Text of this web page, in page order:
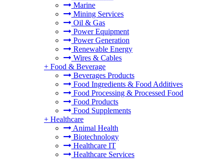
Marine
Mining Services
Oil & Gas
Power Equipment
Power Generation
Renewable Energy
Wires & Cables
+ Food & Beverage
Beverages Products
Food Ingredients & Food Additives
Food Processing & Processed Food
Food Products
Food Supplements
+ Healthcare
Animal Health
Biotechnology
Healthcare IT
Healthcare Services